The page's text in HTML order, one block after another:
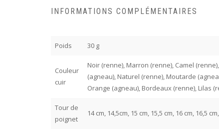
INFORMATIONS COMPLÉMENTAIRES
Poids 30 g
Couleur
cuir
Noir (renne), Marron (renne), Camel
(agneau), Naturel (renne), Moutarde
Orange (agneau), Bordeaux (renne), Lilas
Tour de
poignet
14 cm, 14,5cm, 15 cm, 15,5 cm, 16 cm, 16,5